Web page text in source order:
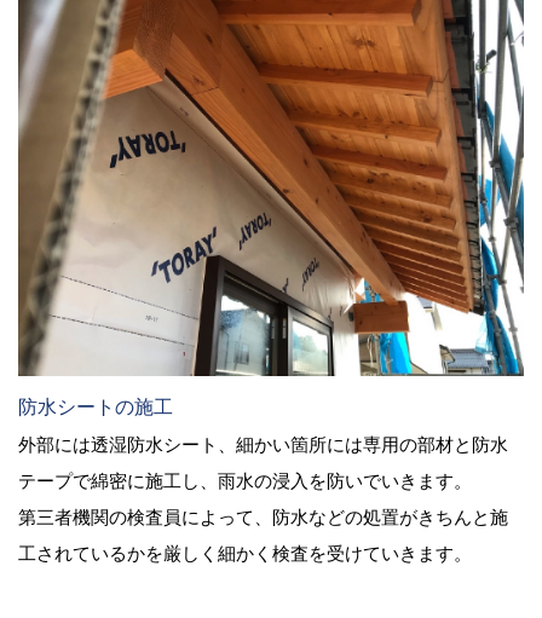
防水シートの施工
外部には透湿防水シート、細かい箇所には専用の部材と防水
テープで綿密に施工し、雨水の浸入を防いでいきます。
第三者機関の検査員によって、防水などの処置がきちんと施
工されているかを厳しく細かく検査を受けていきます。